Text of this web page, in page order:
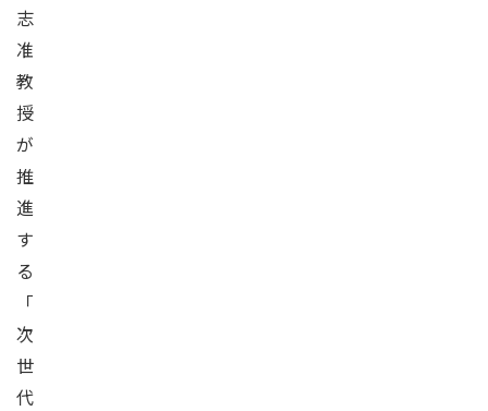
志
准
教
授
が
推
進
す
る
「
次
世
代